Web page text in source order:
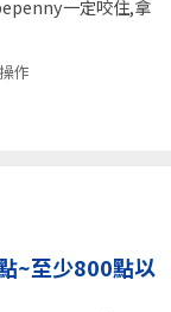
一定咬住,拿
作
~至少800點以